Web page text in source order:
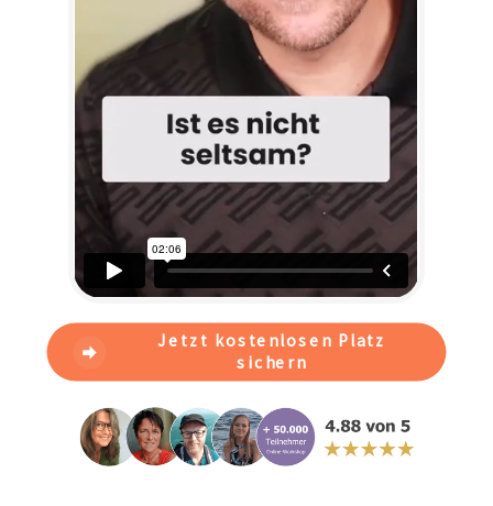
Jetzt kostenlosen Platz
sichern